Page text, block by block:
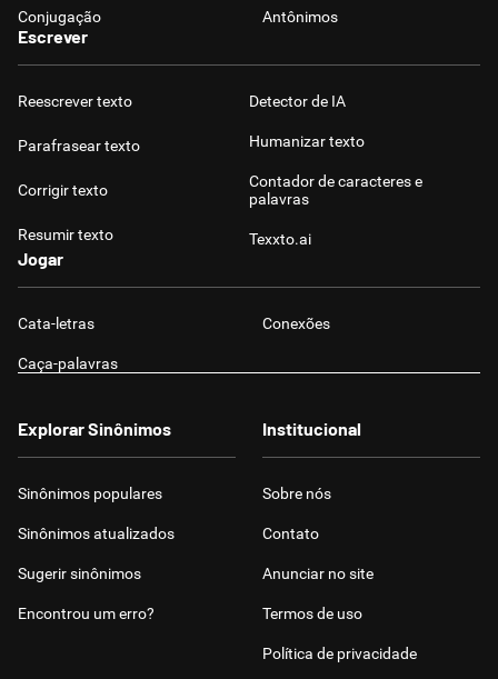
Conjugação Antônimos
Escrever
Reescrever texto
Parafrasear texto
Corrigir texto
Resumir texto
Detector de IA
Humanizar texto
Contador de caracteres e
palavras
Texxto.ai
Jogar
Cata-letras Conexões
Caça-palavras
Explorar Sinônimos
Sinônimos populares
Sinônimos atualizados
Sugerir sinônimos
Encontrou um erro?
Institucional
Sobre nós
Contato
Anunciar no site
Termos de uso
Política de privacidade